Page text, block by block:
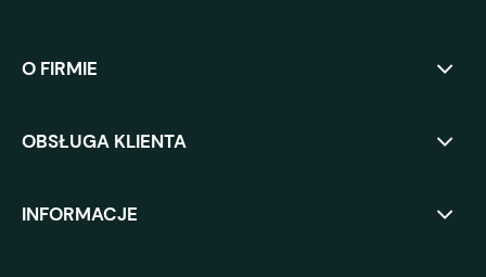
O FIRMIE
OBSŁUGA KLIENTA
INFORMACJE